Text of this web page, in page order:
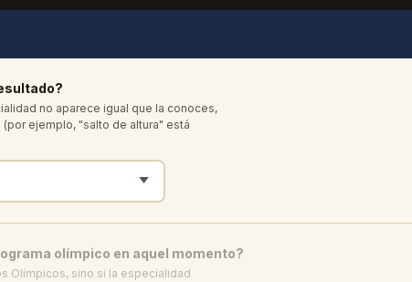
no aparece igual que la conoces,
ejemplo, "salto de altura" está
olímpico en aquel momento?
Olímpicos, sino si la especialidad